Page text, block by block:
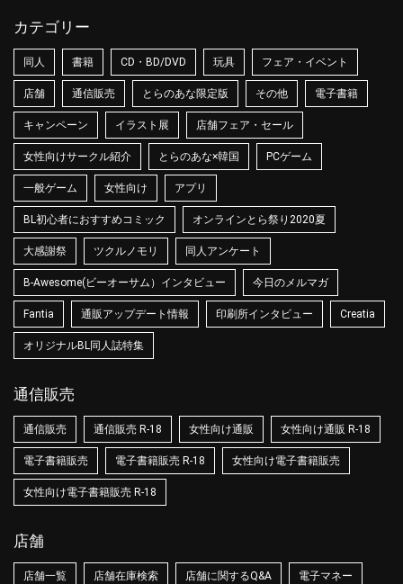
カテゴリー
同人 書籍 CD・BD/DVD 玩具 フェア・イベント
店舗 通信販売 とらのあな限定版 その他 電子書籍
キャンペーン イラスト展 店舗フェア・セール
女性向けサークル紹介 とらのあな×韓国 PCゲーム
一般ゲーム 女性向け アプリ
BL初心者におすすめコミック オンラインとら祭り2020夏
大感謝祭 ツクルノモリ 同人アンケート
B-Awesome(ビーオーサム）インタビュー 今日のメルマガ
Fantia 通販アップデート情報 印刷所インタビュー Creatia
オリジナルBL同人誌特集
通信販売
通信販売 通信販売 R-18 女性向け通販 女性向け通販 R-18
電子書籍販売 電子書籍販売 R-18 女性向け電子書籍販売
女性向け電子書籍販売 R-18
店舗
店舗一覧 店舗在庫検索 店舗に関するQ&A 電子マネー